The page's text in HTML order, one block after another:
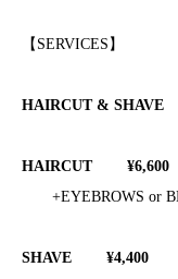
【SERVICES】
HAIRCUT &
HAIRCUT
+EYEBROWS or
SHAVE ¥4,400